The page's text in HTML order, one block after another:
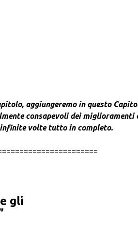
aggiungeremo in questo
consapevoli dei miglioramenti
infinite volte tutto in completo.
gli